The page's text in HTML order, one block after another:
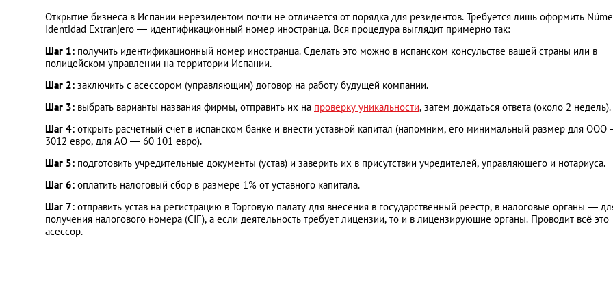
Открытие бизнеса в Испании нерезидентом почти не отличается от порядка для резидентов. Требуется лишь оформить
Identidad Extranjero — идентификационный номер иностранца. Вся процедура выглядит примерно так:
Шаг 1: получить идентификационный номер иностранца. Сделать это можно в испанском консульстве вашей страны или в
полицейском управлении на территории Испании.
Шаг 2: заключить с асессором (управляющим) договор на работу будущей компании.
Шаг 3: выбрать варианты названия фирмы, отправить их на проверку уникальности, затем дождаться ответа (около 2 недель).
Шаг 4: открыть расчетный счет в испанском банке и внести уставной капитал (напомним, его минимальный размер для
3012 евро, для АО — 60 101 евро).
Шаг 5: подготовить учредительные документы (устав) и заверить их в присутствии учредителей, управляющего и нотариуса.
Шаг 6: оплатить налоговый сбор в размере 1% от уставного капитала.
Шаг 7: отправить устав на регистрацию в Торговую палату для внесения в государственный реестр, в налоговые органы —
получения налогового номера (CIF), а если деятельность требует лицензии, то и в лицензирующие органы. Проводит всё это
асессор.